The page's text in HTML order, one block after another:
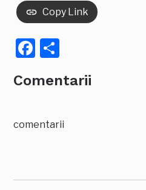
Copy Link
Facebook
Comentarii
comentarii